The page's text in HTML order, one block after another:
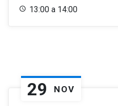
13:00 a 14:00
29 NOV